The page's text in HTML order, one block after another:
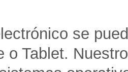
se
o Tablet.